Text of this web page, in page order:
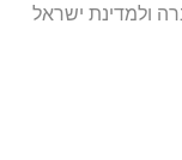
ולמדינת ישראל